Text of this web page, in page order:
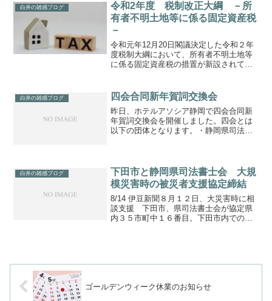
大半は１９６０年代から７０年代は町道
整備のために寄付。２００５...
白井の雑感ブログ
令和2年度 税制改正大綱 －所
有者不明土地等に係る固定資産税
－
令和元年12月20日閣議決定した令和２年
度税制大綱において、所有者不明土地等
に係る固定資産税の措置が新設されてい
有者」とは、登記簿上の所有者が死亡
し、相続登記がなされる...
白井の雑感ブログ 四会合同新年賀詞交換会
昨日、ホテルアソシア静岡で四会合同新
年賀詞交換会を開催しました。四会とは
以下の団体となります。・静岡県司法書
ート静岡支部公務ご多忙中の...
白井の雑感ブログ
下田市と静岡県司法書士会 大規
模災害時の被災者支援協定締結
8/14 伊豆新聞８月１２日、大災害時に相
談支援 下田市、県司法書士会が協定県
内３５市町中１６番目。下田市内での災
ゴールデンウィーク休業のお知らせ